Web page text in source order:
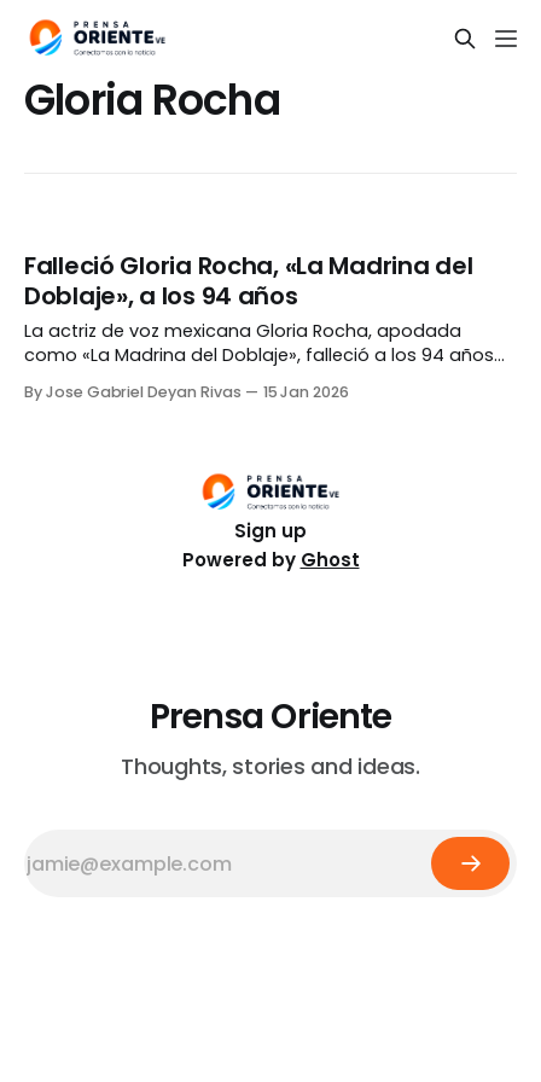
Gloria Rocha
Falleció Gloria Rocha, «La Madrina del
Doblaje», a los 94 años
La actriz de voz mexicana Gloria Rocha, apodada
como «La Madrina del Doblaje», falleció a los 94 años
Mario Castañeda, Lalo Garza y Gerardo Reyero dieron a
By Jose Gabriel Deyan Rivas 15 Jan 2026
Sign up
Powered by Ghost
Prensa Oriente
Thoughts, stories and ideas.